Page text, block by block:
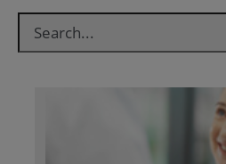
selector